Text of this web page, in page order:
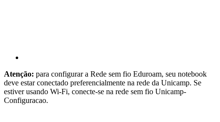
Atenção: para configurar a Rede sem fio Eduroam, seu notebook
deve estar conectado preferencialmente na rede da Unicamp. Se
estiver usando Wi-Fi, conecte-se na rede sem fio Unicamp-
Configuracao.